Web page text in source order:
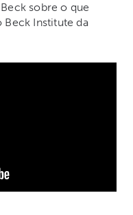
sobre o que
Beck Institute da